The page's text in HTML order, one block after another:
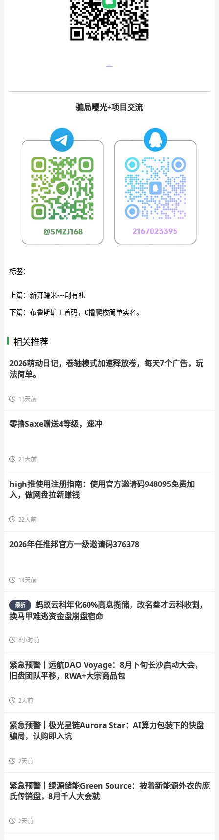
骗局曝光+项目交流
标签：
上篇： 新开赚米---剧有礼
下篇： 布鲁斯矿工首码，0撸爬楼简单实名。
相关推荐
2026萌动日记，卷轴模式加速释放卷，每天7个广告，玩
法简单。
13天前
零撸Saxe赠送4等级，速冲
21天前
high推使用注册指南：使用官方邀请码948095免费加
入，做网盘拉新赚钱
22天前
2026年任推邦官方一级邀请码376378
14天前
最新
蚂蚁云科年化60%高息揽储，改名叁才云科收割，
换马甲难逃资金盘崩盘宿命
8小时前
紧急预警｜远航DAO Voyage：8月下旬长沙启动大会，
旧盘团队平移，RWA+大宗商品包
2天前
紧急预警｜极光星链Aurora Star：AI算力包装下的快盘
骗局，认购即入坑
2天前
紧急预警｜绿源储能Green Source：披着新能源外衣的庞
氏传销盘，8月千人大会就
2天前